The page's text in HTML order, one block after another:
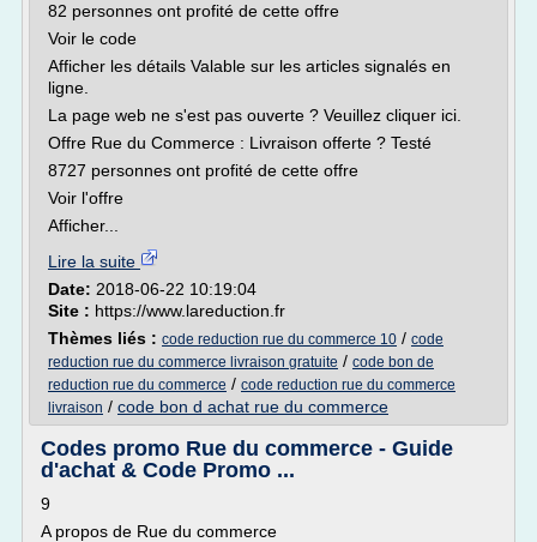
82 personnes ont profité de cette offre
Voir le code
Afficher les détails Valable sur les articles signalés en
ligne.
La page web ne s'est pas ouverte ? Veuillez cliquer ici.
Offre Rue du Commerce : Livraison offerte ? Testé
8727 personnes ont profité de cette offre
Voir l'offre
Afficher...
Lire la suite
Date: 2018-06-22 10:19:04
Site : https://www.lareduction.fr
Thèmes liés : code reduction rue du commerce 10 / code
reduction rue du commerce livraison gratuite / code bon de
reduction rue du commerce / code reduction rue du commerce
livraison / code bon d achat rue du commerce
Codes promo Rue du commerce - Guide
d'achat & Code Promo ...
9
A propos de Rue du commerce